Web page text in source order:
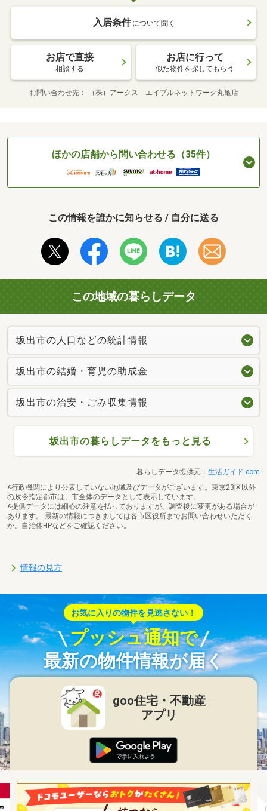
入居条件 について聞く
お店で直接
相談する
お店に行って
似た物件を探してもらう
お問い合わせ先 （株）アークス エイブルネットワーク丸亀店
ほかの店舗から問い合わせる（35件）
この情報を誰かに知らせる / 自分に送る
この地域の暮らしデータ
坂出市の人口などの統計情報
坂出市の結婚・育児の助成金
坂出市の治安・ごみ収集情報
坂出市の暮らしデータをもっと見る
暮らしデータ提供元： 生活ガイド.com
※行政機関により公表していない地域及びデータがございます。東京23区以外
の政令指定都市は、市全体のデータとして表示しています。
※提供データには細心の注意を払っておりますが、調査後に変更がある場合が
あります。 最新の情報につきましては各市区役所までお問い合わせいただく
か、自治体HPなどをご確認ください。
情報の見方
お気に入りの物件を見逃さない！
プッシュ通知で
最新の物件情報が届く
goo住宅・不動産
アプリ